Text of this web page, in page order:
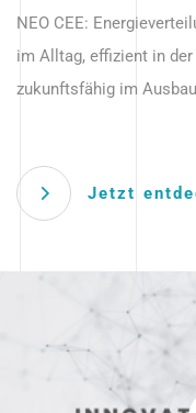
NEO CEE:
im Alltag, effizient in
zukunftsfähig im
Jetzt
Anwendungen – robust,
zukunftsfähig.